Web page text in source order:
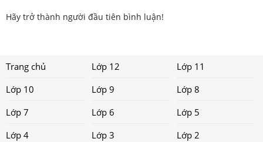
Hãy trở thành người đầu tiên bình luận!
Trang chủ Lớp 12
Lớp 11
Lớp 10
Lớp 9
Lớp 8
Lớp 7
Lớp 6
Lớp 5
Lớp 4
Lớp 3
Lớp 2